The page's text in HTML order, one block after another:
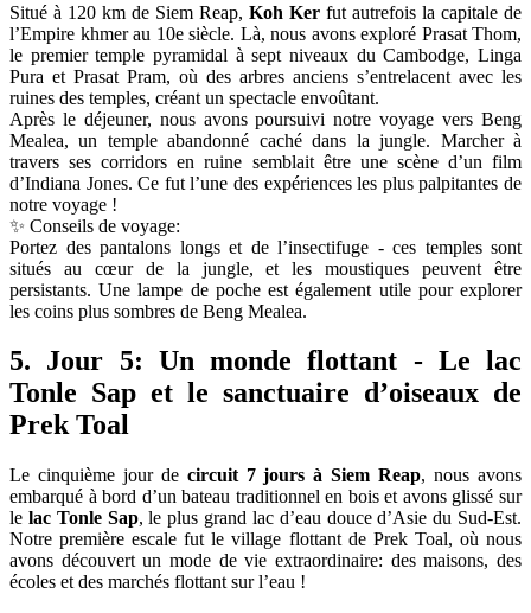
Situé à 120 km de Siem Reap, Koh Ker fut autrefois la capitale de
l’Empire khmer au 10e siècle. Là, nous avons exploré Prasat Thom,
le premier temple pyramidal à sept niveaux du Cambodge, Linga
Pura et Prasat Pram, où des arbres anciens s’entrelacent avec les
ruines des temples, créant un spectacle envoûtant.
Après le déjeuner, nous avons poursuivi notre voyage vers Beng
Mealea, un temple abandonné caché dans la jungle. Marcher à
travers ses corridors en ruine semblait être une scène d’un film
d’Indiana Jones. Ce fut l’une des expériences les plus palpitantes de
notre voyage !
✨ Conseils de voyage:
Portez des pantalons longs et de l’insectifuge - ces temples sont
situés au cœur de la jungle, et les moustiques peuvent être
persistants. Une lampe de poche est également utile pour explorer
les coins plus sombres de Beng Mealea.
5. Jour 5: Un monde flottant - Le lac
Tonle Sap et le sanctuaire d’oiseaux de
Prek Toal
Le cinquième jour de circuit 7 jours à Siem Reap, nous avons
embarqué à bord d’un bateau traditionnel en bois et avons glissé sur
le lac Tonle Sap, le plus grand lac d’eau douce d’Asie du Sud-Est.
Notre première escale fut le village flottant de Prek Toal, où nous
avons découvert un mode de vie extraordinaire: des maisons, des
écoles et des marchés flottant sur l’eau !